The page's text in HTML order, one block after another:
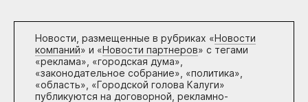
Новости, размещенные в рубриках «Новости
компаний» и «Новости партнеров» с тегами
«реклама», «городская дума»,
«законодательное собрание», «политика»,
«область», «Городской голова Калуги»
публикуются на договорной, рекламно-